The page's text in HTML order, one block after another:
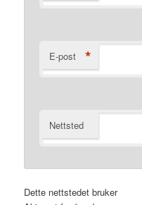
E-post *
Nettsted
Dette nettstedet bruker